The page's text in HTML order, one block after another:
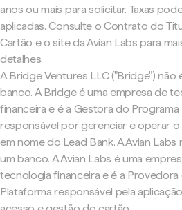
anos ou mais para solicitar. Taxas
aplicadas. Consulte o Contrato do
Cartão e o site da Avian Labs para
detalhes.
A Bridge Ventures LLC ("Bridge") não
banco. A Bridge é uma empresa de
financeira e é a Gestora do Programa
responsável por gerenciar e operar o
em nome do Lead Bank. A Avian Labs
um banco. A Avian Labs é uma
tecnologia financeira e é a Provedora
Plataforma responsável pela